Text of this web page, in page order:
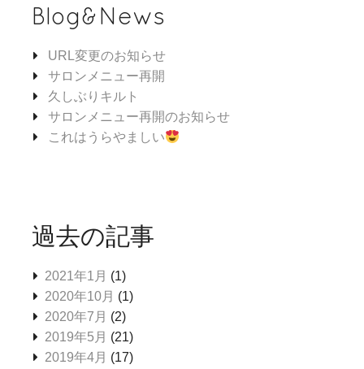
Blog&News
URL変更のお知らせ
サロンメニュー再開
久しぶりキルト
サロンメニュー再開のお知らせ
これはうらやましい
過去の記事
2021年1月 (1)
2020年10月 (1)
2020年7月 (2)
2019年5月 (21)
2019年4月 (17)